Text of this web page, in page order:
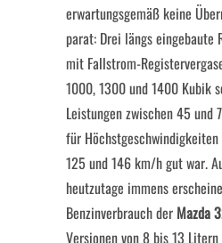
erwartungsgemäß keine
parat: Drei längs eingebaute
mit Fallstrom-
1000, 1300 und 1400 Kubik
Leistungen zwischen 45 und
für Höchstgeschwindigkeiten
125 und 146 km/h gut war.
heutzutage immens
Benzinverbrauch der Mazda
Versionen von 8 bis 13